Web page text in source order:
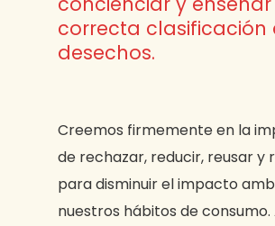
correcta clasificación
desechos.
Creemos firmemente en la
de rechazar, reducir, reusar y
para disminuir el impacto
nuestros hábitos de consumo.